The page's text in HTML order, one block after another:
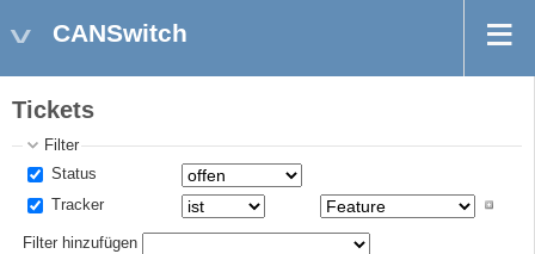
CANSwitch
Tickets
Filter
Status
Tracker
Filter hinzufügen